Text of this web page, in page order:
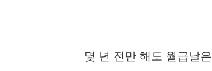
몇 년 전만 해도 월급날